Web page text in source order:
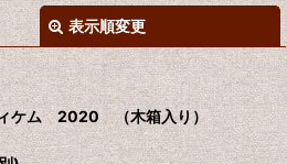
表示順変更
ィケム 2020 （木箱入り）